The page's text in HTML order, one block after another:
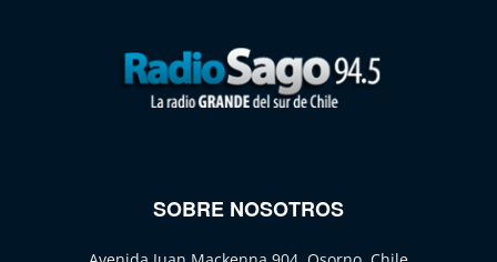
SOBRE NOSOTROS